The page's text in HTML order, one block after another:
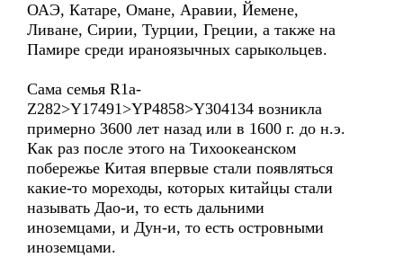
ОАЭ, Катаре, Омане, Аравии, Йемене,
Ливане, Сирии, Турции, Греции, а также на
Памире среди ираноязычных сарыкольцев.
Сама семья R1a-
Z282>Y17491>YP4858>Y304134 возникла
примерно 3600 лет назад или в 1600 г. до н.э.
Как раз после этого на Тихоокеанском
побережье Китая впервые стали появляться
какие-то мореходы, которых китайцы стали
называть Дао-и, то есть дальними
иноземцами, и Дун-и, то есть островными
иноземцами.